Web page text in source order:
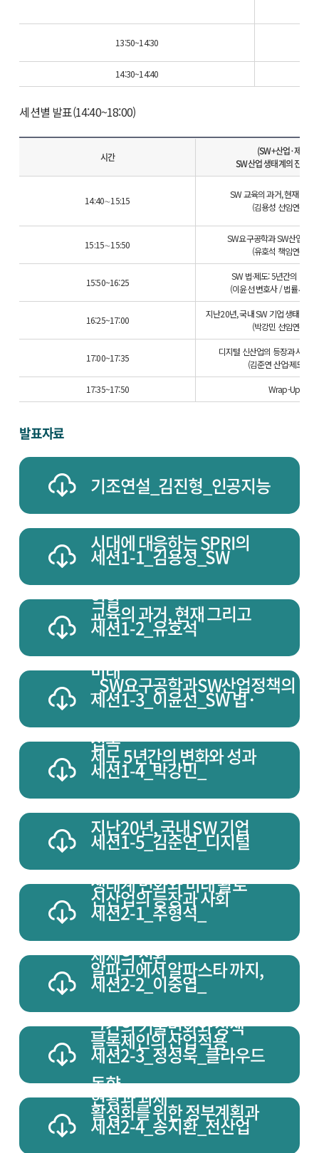
13:50~14:30
14:30~14:40
세션별 발표(14:40~18:00)
시간
(SW+산업·제도)
SW산업 생태계의 진화와
14:40∼15:15
SW 교육의 과거, 현재 그리
(김용성 선임연구원)
15:15∼15:50
SW요구공학과 SW산업정
(유호석 책임연구원)
15:50~16:25
SW 법·제도: 5년간의 변화
(이윤선 변호사 / 법률사무
16:25~17:00
지난20년, 국내 SW 기업 생태계 변
(박강민 선임연구원)
17:00~17:35
디지털 신산업의 등장과 사회
(김준연 산업·제도실
17:35~17:50 Wrap-Up
발표자료
기조연설_김진형_인공지능
시대에 대응하는 SPRI의
역할
세션1-1_김용성_SW
교육의 과거, 현재 그리고
미래
세션1-2_유호석
_SW요구공학과SW산업정책의
접목
세션1-3_이윤선_SW 법·
제도 5년간의 변화와 성과
세션1-4_박강민_
지난20년, 국내 SW 기업
생태계 변화와 미래 활로
세션1-5_김준연_디지털
신산업의 등장과 사회
체제의 전환
세션2-1_추형석_
알파고에서 알파스타 까지,
그간의 기술변화와 정책
동향
세션2-2_이중엽_
블록체인의 산업적용
현황과 과제
세션2-3_정성욱_클라우드
활성화를 위한 정부계획과
세션2-4_송지환_전산업